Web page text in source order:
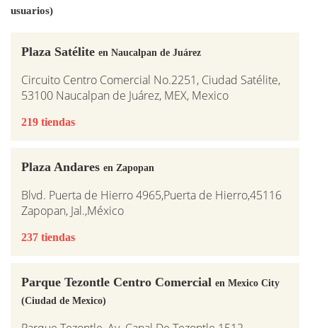
usuarios)
Plaza Satélite en Naucalpan de Juárez
Circuito Centro Comercial No.2251, Ciudad Satélite,
53100 Naucalpan de Juárez, MEX, Mexico
219 tiendas
Plaza Andares en Zapopan
Blvd. Puerta de Hierro 4965,Puerta de Hierro,45116
Zapopan, Jal.,México
237 tiendas
Parque Tezontle Centro Comercial en Mexico City
(Ciudad de Mexico)